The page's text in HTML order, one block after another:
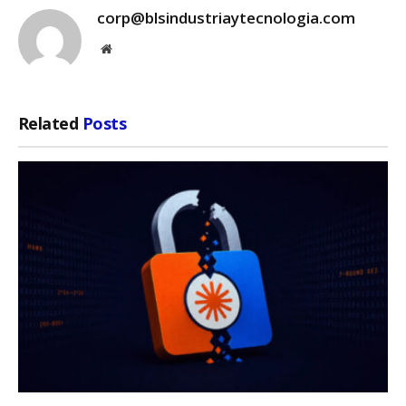
corp@blsindustriaytecnologia.com
Website
Related Posts